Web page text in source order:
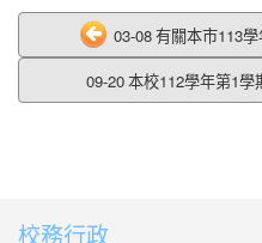
03-08 有關本市113
09-20 本校112學年第1
:::
校務行政